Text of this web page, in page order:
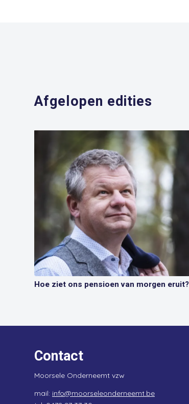
Afgelopen edities
Hoe ziet ons pensioen van morgen eruit?
Contact
Moorsele Onderneemt vzw
mail: info@moorseleonderneemt.be